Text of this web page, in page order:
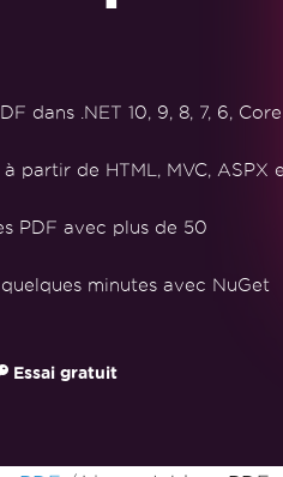
dans .NET 10, 9, 8, 7, 6, Core
partir de HTML, MVC, ASPX
PDF avec plus de 50
minutes avec NuGet
Essai gratuit